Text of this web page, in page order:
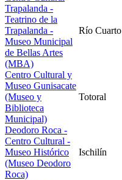
Trapalanda -
Teatrino de la
Trapalanda -
Museo Municipal
de Bellas Artes
(MBA)
Río Cuarto
Centro Cultural y
Museo Gunisacate
(Museo y
Biblioteca
Municipal)
Totoral
Deodoro Roca -
Centro Cultural -
Museo Histórico
(Museo Deodoro
Roca)
Ischilín